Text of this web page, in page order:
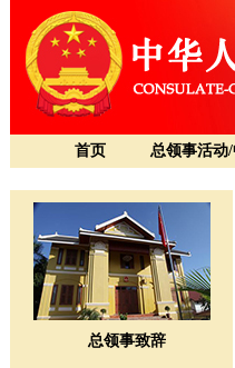
首页 总领事活动
总领事致辞